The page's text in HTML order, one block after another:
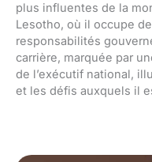
plus influentes de la
Lesotho, où il occupe
responsabilités
carrière, marquée par
de l’exécutif national,
et les défis auxquels il